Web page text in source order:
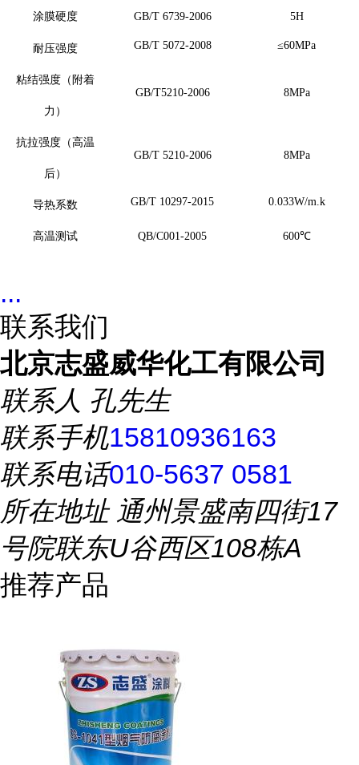
涂膜硬度 GB/T 6739-2006 5H
耐压强度 GB/T 5072-2008 ≤60MPa
粘结强度（附着
力）
GB/T5210-2006 8MPa
抗拉强度（高温
后）
GB/T 5210-2006 8MPa
导热系数 GB/T 10297-2015 0.033W/m.k
高温测试 QB/C001-2005 600℃
...
联系我们
北京志盛威华化工有限公司
联系人 孔先生
联系手机15810936163
联系电话010-5637 0581
所在地址通州景盛南四街17
号院联东U谷西区108栋A
推荐产品